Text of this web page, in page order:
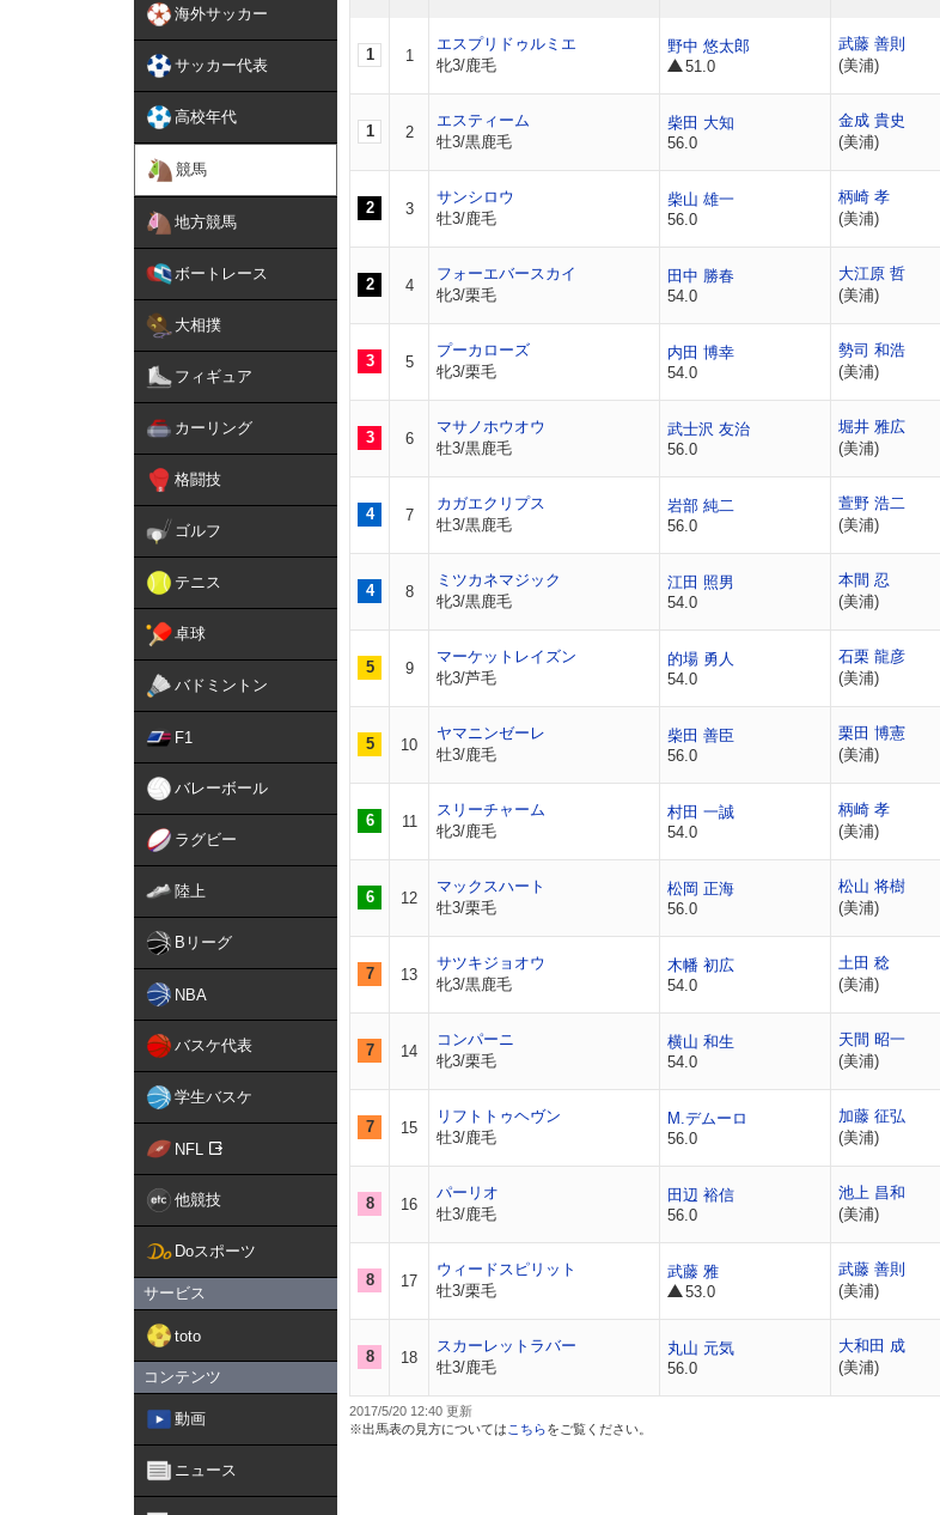
海外サッカー
サッカー代表
高校年代
競馬
地方競馬
ボートレース
大相撲
フィギュア
カーリング
格闘技
ゴルフ
テニス
卓球
バドミントン
F1
バレーボール
ラグビー
陸上
Bリーグ
NBA
バスケ代表
学生バスケ
NFL
他競技
Doスポーツ
サービス
toto
コンテンツ
動画
ニュース
1 1
エスプリドゥルミエ
牝3/鹿毛
野中 悠太郎
51.0
武藤 善則
(美浦)
1 2
エスティーム
牡3/黒鹿毛
柴田 大知
56.0
金成 貴史
(美浦)
2 3
サンシロウ
牡3/鹿毛
柴山 雄一
56.0
柄崎 孝
(美浦)
2 4
フォーエバースカイ
牝3/栗毛
田中 勝春
54.0
大江原 哲
(美浦)
3 5
プーカローズ
牝3/栗毛
内田 博幸
54.0
勢司 和浩
(美浦)
3 6
マサノホウオウ
牡3/黒鹿毛
武士沢 友治
56.0
堀井 雅広
(美浦)
4 7
カガエクリプス
牡3/黒鹿毛
岩部 純二
56.0
萱野 浩二
(美浦)
4 8
ミツカネマジック
牝3/黒鹿毛
江田 照男
54.0
本間 忍
(美浦)
5 9
マーケットレイズン
牝3/芦毛
的場 勇人
54.0
石栗 龍彦
(美浦)
5 10
ヤマニンゼーレ
牡3/鹿毛
柴田 善臣
56.0
栗田 博憲
(美浦)
6 11
スリーチャーム
牝3/鹿毛
村田 一誠
54.0
柄崎 孝
(美浦)
6 12
マックスハート
牡3/栗毛
松岡 正海
56.0
松山 将樹
(美浦)
7 13
サツキジョオウ
牝3/黒鹿毛
木幡 初広
54.0
土田 稔
(美浦)
7 14
コンパーニ
牝3/栗毛
横山 和生
54.0
天間 昭一
(美浦)
7 15
リフトトゥヘヴン
牡3/鹿毛
M.デムーロ
56.0
加藤 征弘
(美浦)
8 16
パーリオ
牡3/鹿毛
田辺 裕信
56.0
池上 昌和
(美浦)
8 17
ウィードスピリット
牡3/栗毛
武藤 雅
53.0
武藤 善則
(美浦)
8 18
スカーレットラバー
牡3/鹿毛
丸山 元気
56.0
大和田 成
(美浦)
2017/5/20 12:40
※出馬表の見方については こちらをご覧ください。